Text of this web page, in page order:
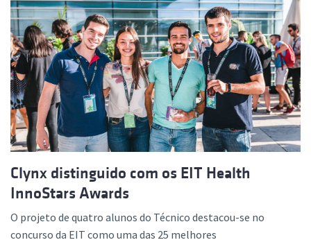
Clynx distinguido com os EIT Health
InnoStars Awards
O projeto de quatro alunos do Técnico destacou-se no
concurso da EIT como uma das 25 melhores